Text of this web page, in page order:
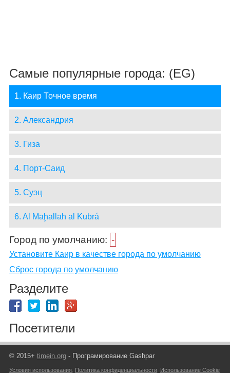
Самые популярные города: (EG)
1. Каир Точное время
2. Александрия
3. Гиза
4. Порт-Саид
5. Суэц
6. Al Maḩallah al Kubrá
Город по умолчанию: -
Установите Каир в качестве города по умолчанию
Сброс города по умолчанию
Разделите
Посетители
© 2015+ timein.org- Програмирование Gashpar
Условия использования Политика конфиденциальности, Использование Cookie